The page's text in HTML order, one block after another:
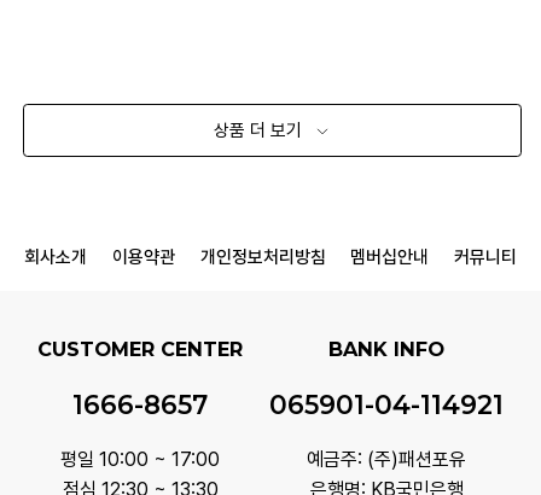
상품 더 보기
회사소개 이용약관 개인정보처리방침 멤버십안내 커뮤니티
CUSTOMER CENTER
1666-8657
평일 10:00 ~ 17:00
점심 12:30 ~ 13:30
BANK INFO
065901-04-114921
예금주: (주)패션포유
은행명: KB국민은행